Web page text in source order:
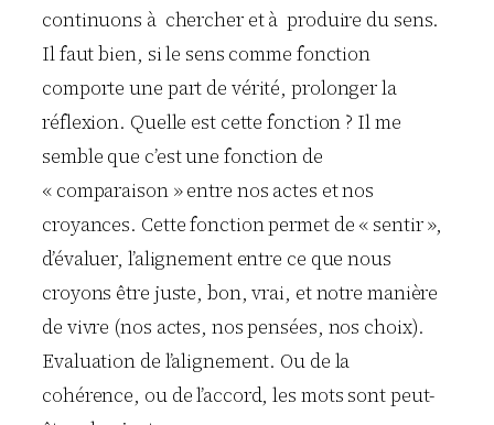
continuons à chercher et à produire du sens.
Il faut bien, si le sens comme fonction
comporte une part de vérité, prolonger la
réflexion. Quelle est cette fonction ? Il me
semble que c’est une fonction de
« comparaison » entre nos actes et nos
croyances. Cette fonction permet de « sentir »,
d’évaluer, l’alignement entre ce que nous
croyons être juste, bon, vrai, et notre manière
de vivre (nos actes, nos pensées, nos choix).
Evaluation de l’alignement. Ou de la
cohérence, ou de l’accord, les mots sont peut-